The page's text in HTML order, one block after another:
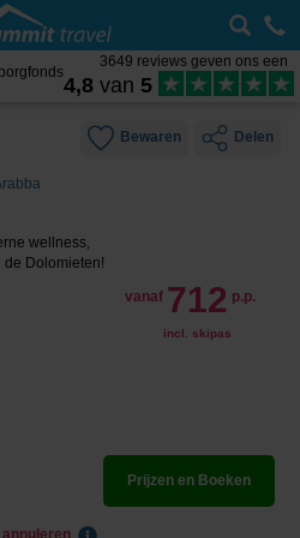
3649 reviews geven ons een
4,8 van 5
Bewaren Delen
wellness,
Dolomieten!
vanaf 712 p.p.
incl. skipas
Prijzen en Boeken